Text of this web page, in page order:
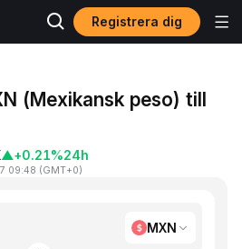
Registrera dig
(Mexikansk peso) till
▲+0.21%24h
09:48 (GMT+0)
MXN